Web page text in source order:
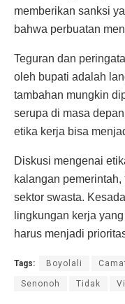
memberikan sanksi
bahwa perbuatan
Teguran dan
oleh bupati adalah
tambahan mungkin
serupa di masa
etika kerja bisa
Diskusi mengenai
kalangan
sektor swasta.
lingkungan kerja
harus menjadi
Tags: Boyolali
Senonoh Tidak